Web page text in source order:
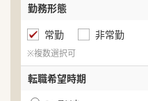
勤務形態
常勤 非常勤
※複数選択可
転職希望時期